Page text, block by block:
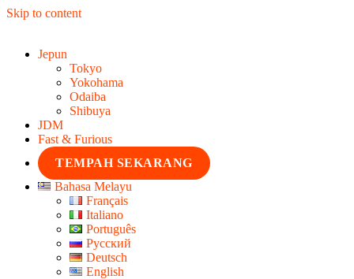
Skip to content
Jepun
Tokyo
Yokohama
Odaiba
Shibuya
JDM
Fast & Furious
TEMPAH SEKARANG
Bahasa Melayu
Français
Italiano
Português
Русский
Deutsch
English